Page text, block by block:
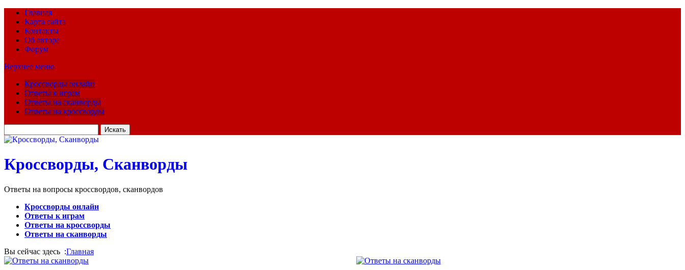
Главная
Карта сайта
Контакты
Об авторе
Форум
Верхнее меню
Кроссворды онлайн
Ответы к играм
Ответы на сканворды
Ответы на кроссворды
для:
Кроссворды, Сканворды
Ответы на вопросы кроссвордов, сканвордов
Кроссворды онлайн
Ответы к играм
Ответы на кроссворды
Ответы на сканворды
Вы сейчас здесь :Главная